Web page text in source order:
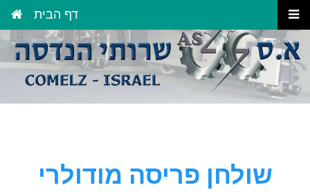
דף הבית
שולחן פריסה מודולרי